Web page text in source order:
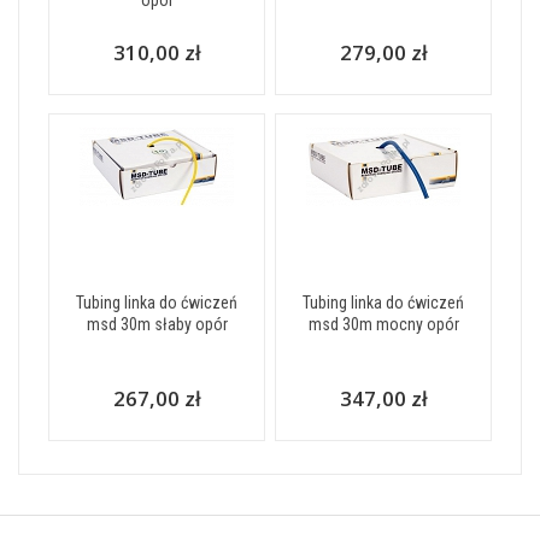
310,00 zł 279,00 zł
Tubing linka do ćwiczeń
msd 30m słaby opór
267,00 zł
Tubing linka do ćwiczeń
msd 30m mocny opór
347,00 zł